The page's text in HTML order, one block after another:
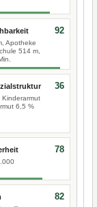
Apotheke
514 m,
92
6,5 %
36
78
82